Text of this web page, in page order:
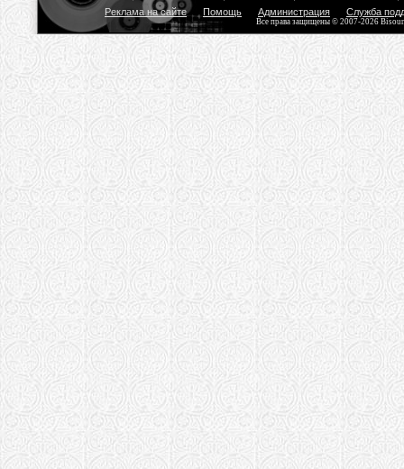
Реклама на сайте Помощь Администрация Служба
Все права защищены © 2007-2026